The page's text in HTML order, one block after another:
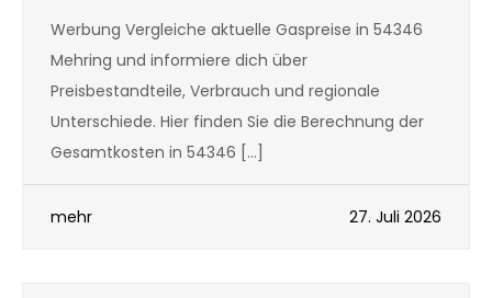
Werbung Vergleiche aktuelle Gaspreise in 54346
Mehring und informiere dich über
Preisbestandteile, Verbrauch und regionale
Unterschiede. Hier finden Sie die Berechnung der
Gesamtkosten in 54346 […]
mehr 27. Juli 2026